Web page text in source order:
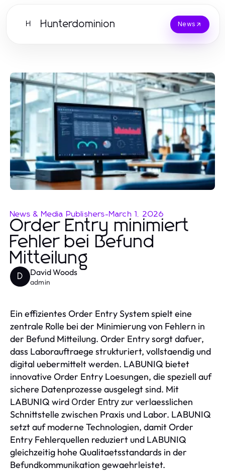
H Hunterdominion News
News & Media Publishers-March 1, 2026
Order Entry minimiert
Fehler bei Befund
Mitteilung
D David Woods
admin
Ein effizientes Order Entry System spielt eine
zentrale Rolle bei der Minimierung von Fehlern in
der Befund Mitteilung. Order Entry sorgt dafuer,
dass Laborauftraege strukturiert, vollstaendig und
digital uebermittelt werden. LABUNIQ bietet
innovative Order Entry Loesungen, die speziell auf
sichere Datenprozesse ausgelegt sind. Mit
LABUNIQ wird Order Entryzur verlaesslichen
Schnittstelle zwischen Praxis und Labor. LABUNIQ
setzt auf moderne Technologien, damit Order
Entry Fehlerquellen reduziert und LABUNIQ
gleichzeitig hohe Qualitaetsstandards in der
Befundkommunikation gewaehrleistet.